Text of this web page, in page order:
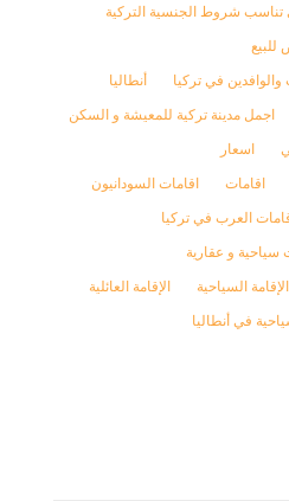
تناسب شروط الجنسية التركية
للبيع
في تركيا
أنطاليا
اجمل مدينة تركية للمعيشة و السكن
اسعار
اقامات
اقامات السودانيون
العرب في تركيا
سياحية و عقارية
الإقامة السياحية
الإقامة العائلية
في أنطاليا